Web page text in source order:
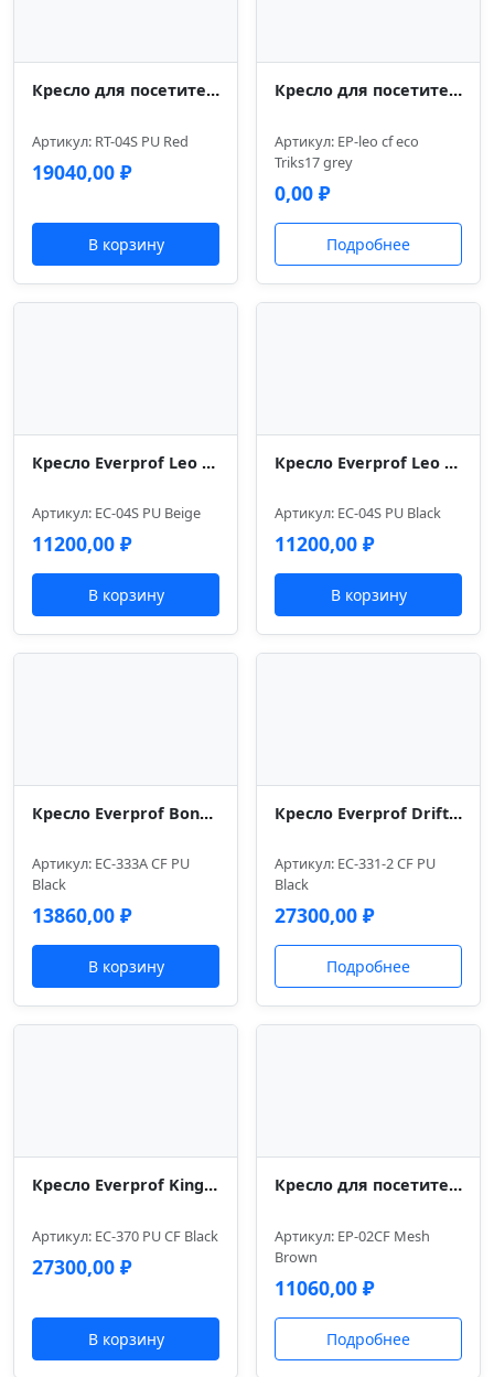
Кресло для посетителей Everprof Leo (Лео) CF Экокожа Красный
Артикул: RT-04S PU Red
19040,00 ₽
В корзину
Кресло для посетителей Everprof Leo CF Экокожа Серый
Артикул: EP-leo cf eco
Triks17 grey
0,00 ₽
Подробнее
Кресло Everprof Leo (Лео) CF Экокожа Бежевый
Артикул: EC-04S PU Beige
11200,00 ₽
В корзину
Кресло Everprof Leo (Лео) CF Экокожа Черный
Артикул: EC-04S PU Black
11200,00 ₽
В корзину
Кресло Everprof Bond (Бонд) CF Экокожа Черный
Артикул: EC-333A CF PU
Black
13860,00 ₽
В корзину
Кресло Everprof Drift Lux (Дрифт Люкс) CF Экокожа Черный
Артикул: EC-331-2 CF PU
Black
27300,00 ₽
Подробнее
Кресло Everprof King (Кинг) CF Экокожа Черный
Артикул: EC-370 PU CF Black
27300,00 ₽
В корзину
Кресло для посетителей Everprof Opera (Опера) CF Сетка Коричневый
Артикул: EP-02CF Mesh
Brown
11060,00 ₽
Подробнее